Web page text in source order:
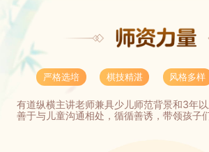
严格选培 棋技精湛 风格多样
有道纵横主讲老师兼具少儿师范背景和3年以
善于与儿童沟通相处，循循善诱，带领孩子